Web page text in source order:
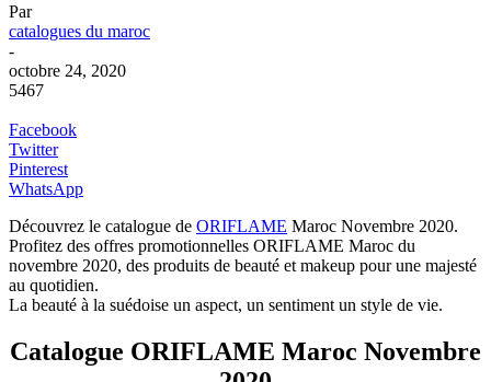
Par
catalogues du maroc
-
octobre 24, 2020
5467
Facebook
Twitter
Pinterest
WhatsApp
Découvrez le catalogue de ORIFLAME Maroc Novembre 2020.
Profitez des offres promotionnelles ORIFLAME Maroc du
novembre 2020, des produits de beauté et makeup pour une majesté
au quotidien.
La beauté à la suédoise un aspect, un sentiment un style de vie.
Catalogue ORIFLAME Maroc Novembre